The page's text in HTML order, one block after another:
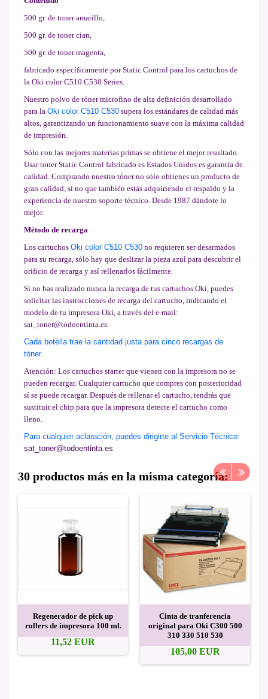
500 gr. de toner amarillo,
500 gr. de toner cian,
500 gr. de toner magenta,
fabricado específicamente por Static Control para los cartuchos de
la Oki color C510 C530 Series.
Nuestro polvo de tóner microfino de alta definición desarrollado
para la Oki color C510 C530 supera los estándares de calidad más
altos, garantizando un funcionamiento suave con la máxima calidad
de impresión.
Sólo con las mejores materias primas se obtiene el mejor resultado.
Usar toner Static Control fabricado es Estados Unidos es garantía de
calidad. Comprando nuestro tóner no sólo obtienes un producto de
gran calidad, si no que también estás adquiriendo el respaldo y la
experiencia de nuestro soporte técnico. Desde 1987 dándote lo
mejor.
Método de recarga
Los cartuchos Oki color C510 C530 no requieren ser desarmados
para su recarga, sólo hay que deslizar la pieza azul para descubrir el
orificio de recarga y así rellenarlos fácilmente.
Si no has realizado nunca la recarga de tus cartuchos Oki, puedes
solicitar las instrucciones de recarga del cartucho, indicando el
modelo de tu impresora Oki, a través del e-mail:
sat_toner@todoentinta.es
Cada botella trae la cantidad justa para cinco recargas de
tóner.
Atención: Los cartuchos starter que vienen con la impresora no se
pueden recargar. Cualquier cartucho que compres con posterioridad
sí se puede recargar. Después de rellenar el cartucho, tendrás que
sustituir el chip para que la impresora detecte el cartucho como
lleno.
Para cualquier aclaración, puedes dirigirte al Servicio Técnico:
sat_toner@todoentinta.es
30 productos más en la misma categoría:
Regenerador de pick up
rollers de impresora 100 ml.
11,52 EUR
Cinta de tranferencia
original para Oki C300 500
310 330 510 530
105,00 EUR